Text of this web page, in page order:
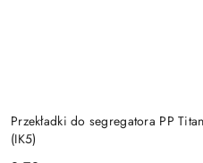
Przekładki do segregatora PP
(IK5)